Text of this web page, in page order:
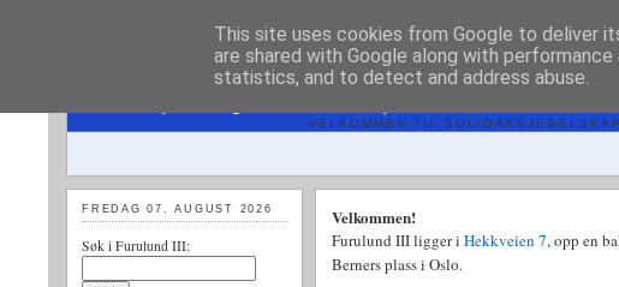
AS
VELKOMMEN TIL
FREDAG 07. AUGUST 2026
Søk i Furulund III:
Velkommen!
Furulund III ligger iHekkveien 7, opp en
Berners plass i Oslo.
This site uses cookies from Google to deliver
are shared with Google along with
statistics, and to detect and address abuse.